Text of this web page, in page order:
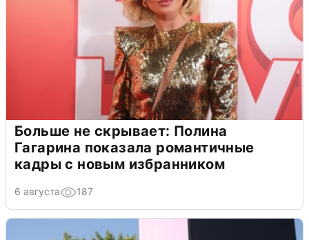
Больше не скрывает: Полина
Гагарина показала романтичные
кадры с новым избранником
6 августа 187